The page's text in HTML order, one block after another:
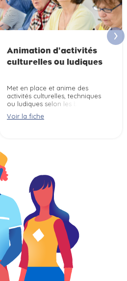
Animation d'activités
culturelles ou ludiques
Met en place et anime des
activités culturelles, techniques
ou ludiques selon les besoins du
structure (centre socioculturel,
Voir la fiche
‹